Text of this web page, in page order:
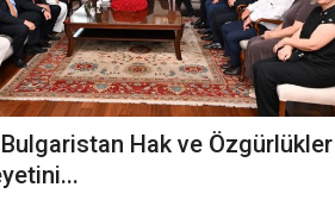
Hak ve Özgürlükler